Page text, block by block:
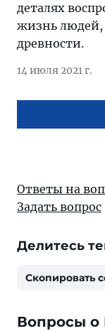
деталях
жизнь людей,
древности.
14 июля 2021 г.
Ответы на
Задать вопрос
Делитесь
Скопировать
Вопросы о